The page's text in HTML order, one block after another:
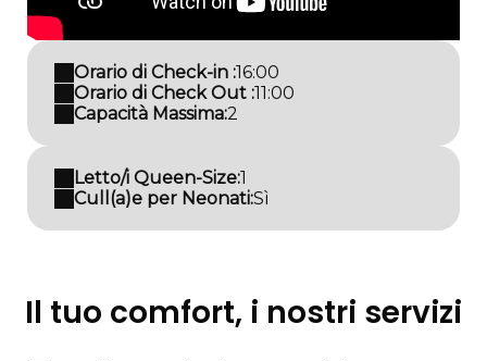
Orario di Check-in :16:00
Orario di Check Out :11:00
Capacità Massima:2
Letto/i Queen-Size:1
Cull(a)e per Neonati:Sì
Il tuo comfort, i nostri servizi